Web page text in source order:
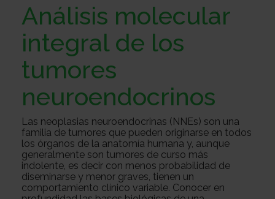
Sobre
nosotros
Colabora
Todo
sobre
Investigación
Análisis molecular
integral de los
tumores
neuroendocrinos
Las neoplasias neuroendocrinas (NNEs) son una
familia de tumores que pueden originarse en todos
los órganos de la anatomía humana y, aunque
generalmente son tumores de curso más
indolente, es decir con menos probabilidad de
diseminarse y menor graves, tienen un
comportamiento clínico variable. Conocer en